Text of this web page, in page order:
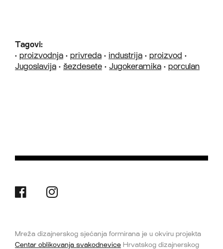
Tagovi:
• proizvodnja • privreda • industrija • proizvod •
Jugoslavija • šezdesete • Jugokeramika • porculan
Mreža dizajnerskog sjećanja formirana je u okviru projekta
Centar oblikovanja svakodnevice Hrvatskog dizajnerskog